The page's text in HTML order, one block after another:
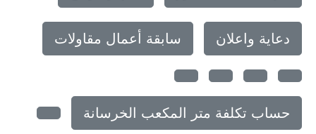
دعاية واعلان سابقة أعمال مقاولات
حساب تكلفة متر المكعب الخرسانة